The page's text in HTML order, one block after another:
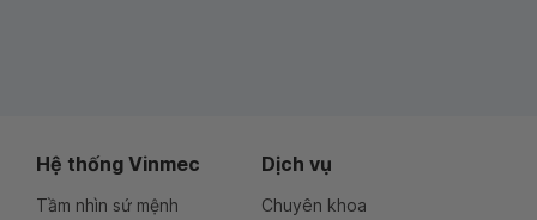
Hệ thống Vinmec
Tầm nhìn sứ mệnh
Dịch vụ
Chuyên khoa